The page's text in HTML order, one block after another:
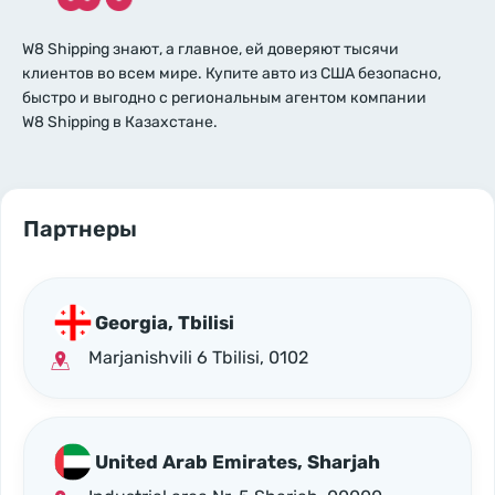
W8 Shipping знают, а главное, ей доверяют тысячи
клиентов во всем мире. Купите авто из США безопасно,
быстро и выгодно с региональным агентом компании
W8 Shipping в Казахстане.
Партнеры
Georgia, Tbilisi
Marjanishvili 6 Tbilisi, 0102
United Arab Emirates, Sharjah